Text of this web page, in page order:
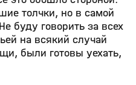
толчки, но в самой
буду говорить за всех
на всякий случай
были готовы уехать,